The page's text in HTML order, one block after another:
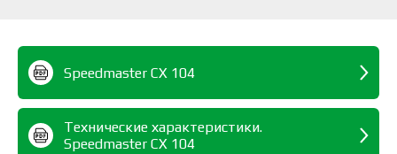
Speedmaster CX 104
Технические характеристики.
Speedmaster CX 104